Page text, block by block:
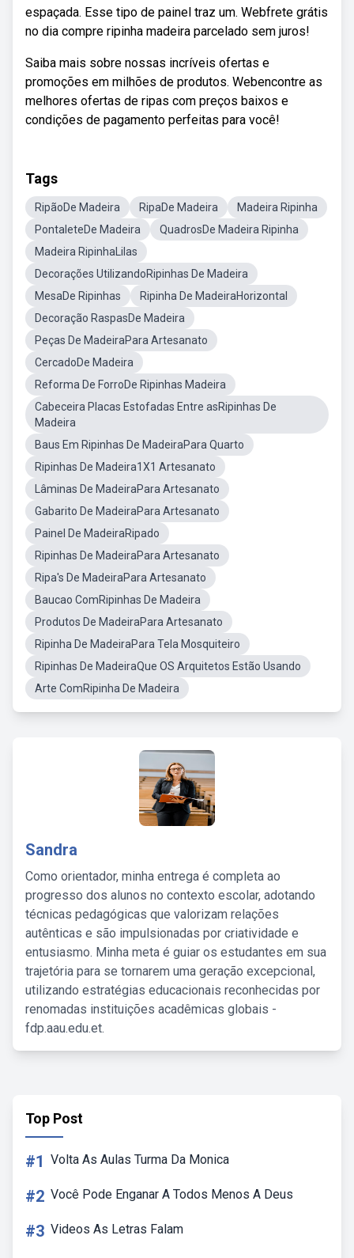
espaçada. Esse tipo de painel traz um. Webfrete grátis
no dia compre ripinha madeira parcelado sem juros!
Saiba mais sobre nossas incríveis ofertas e
promoções em milhões de produtos. Webencontre as
melhores ofertas de ripas com preços baixos e
condições de pagamento perfeitas para você!
Tags
RipãoDe Madeira RipaDe Madeira
Madeira Ripinha
PontaleteDe Madeira
QuadrosDe Madeira Ripinha
Madeira RipinhaLilas
Decorações UtilizandoRipinhas De Madeira
MesaDe Ripinhas
Ripinha De MadeiraHorizontal
Decoração RaspasDe Madeira
Peças De MadeiraPara Artesanato
CercadoDe Madeira
Reforma De ForroDe Ripinhas Madeira
Cabeceira Placas Estofadas Entre asRipinhas De
Madeira
Baus Em Ripinhas De MadeiraPara Quarto
Ripinhas De Madeira1X1 Artesanato
Lâminas De MadeiraPara Artesanato
Gabarito De MadeiraPara Artesanato
Painel De MadeiraRipado
Ripinhas De MadeiraPara Artesanato
Ripa's De MadeiraPara Artesanato
Baucao ComRipinhas De Madeira
Produtos De MadeiraPara Artesanato
Ripinha De MadeiraPara Tela Mosquiteiro
Ripinhas De MadeiraQue OS Arquitetos Estão Usando
Arte ComRipinha De Madeira
Sandra
Como orientador, minha entrega é completa ao
progresso dos alunos no contexto escolar, adotando
técnicas pedagógicas que valorizam relações
autênticas e são impulsionadas por criatividade e
entusiasmo. Minha meta é guiar os estudantes em sua
trajetória para se tornarem uma geração excepcional,
utilizando estratégias educacionais reconhecidas por
renomadas instituições acadêmicas globais -
fdp.aau.edu.et.
Top Post
#1 Volta As Aulas Turma Da Monica
#2 Você Pode Enganar A Todos Menos A Deus
#3 Videos As Letras Falam